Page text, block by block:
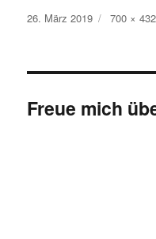
Veröffentlicht
26. März 2019 700 × 432
Freue mich